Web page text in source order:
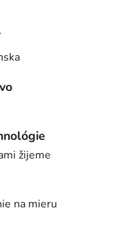
žijeme
na mieru